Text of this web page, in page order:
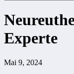
Experte
Mai 9, 2024